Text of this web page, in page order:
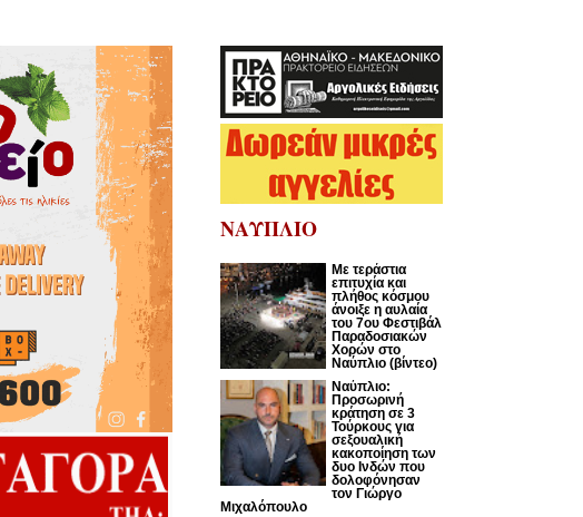
ΝΑΥΠΛΙΟ
Με τεράστια
επιτυχία και
πλήθος κόσμου
άνοιξε η αυλαία
του 7ου Φεστιβάλ
Παραδοσιακών
Χορών στο
Ναύπλιο (βίντεο)
Ναύπλιο:
Προσωρινή
κράτηση σε 3
Τούρκους για
σεξουαλική
κακοποίηση των
δυο Ινδών που
δολοφόνησαν
τον Γιώργο
Μιχαλόπουλο